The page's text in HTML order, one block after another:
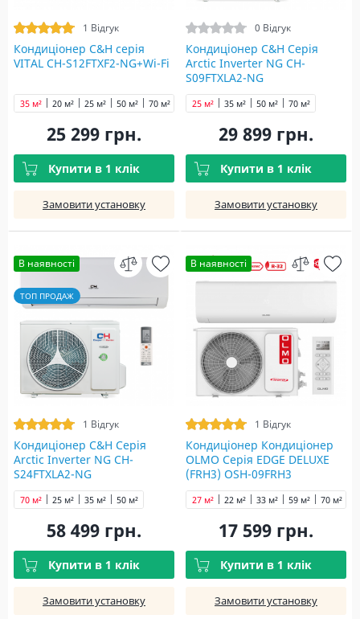
1 Відгук
Кондиціонер C&H cерія
VITAL CH-S12FTXF2-NG+Wi-Fi
20 м² 25 м²
35 м² 50 м² 70 м²
25 299 грн.
Купити в 1 клік
Замовити установку
0 Відгук
Кондиціонер C&H Серія
Arctic Inverter NG CH-
S09FTXLA2-NG
25 м² 35 м² 50 м² 70 м²
29 899 грн.
Купити в 1 клік
Замовити установку
В наявності
ТОП ПРОДАЖ
1 Відгук
Кондиціонер C&H Серія
Arctic Inverter NG CH-
S24FTXLA2-NG
25 м² 35 м² 50 м²
70 м²
58 499 грн.
Купити в 1 клік
Замовити установку
В наявності
1 Відгук
Кондиціонер Кондиціонер
OLMO Серія EDGE DELUXE
(FRH3) OSH-09FRH3
22 м²
27 м² 33 м² 59 м² 70 м²
17 599 грн.
Купити в 1 клік
Замовити установку